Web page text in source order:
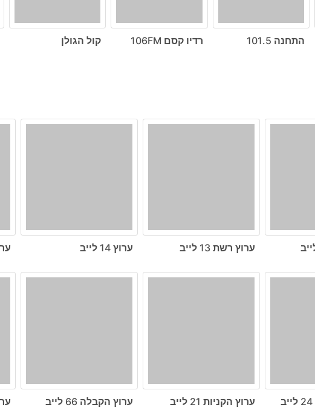
התחנה 101.5 רדיו קסם 106FM קול הגולן
ערוץ רשת 13 לייב ערוץ 14 לייב
ערוץ הקניות 21 לייב ערוץ הקבלה 66 לייב